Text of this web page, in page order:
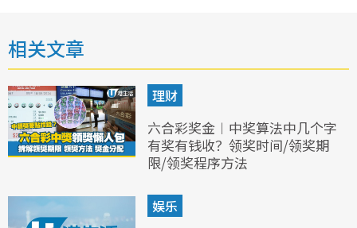
相关文章
理财
六合彩奖金︱中奖算法中几个字
有奖有钱收？领奖时间/领奖期
限/领奖程序方法
娱乐